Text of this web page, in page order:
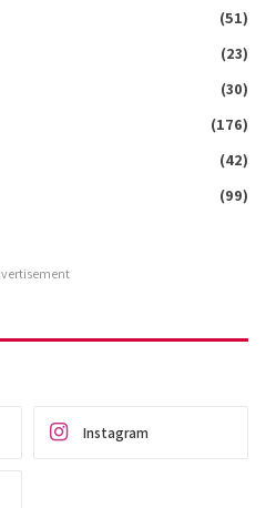
(51)
(23)
(30)
(176)
(42)
(99)
Instagram